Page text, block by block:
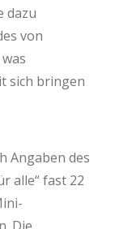
dazu
von
sich bringen
Angaben des
alle“ fast 22